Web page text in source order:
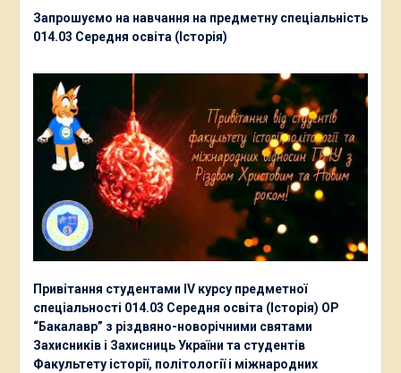
Запрошуємо на навчання на предметну спеціальність
014.03 Середня освіта (Історія)
Привітання студентами ІV курсу предметної
спеціальності 014.03 Середня освіта (Історія) ОР
“Бакалавр” з різдвяно-новорічними святами
Захисників і Захисниць України та студентів
Факультету історії, політології і міжнародних